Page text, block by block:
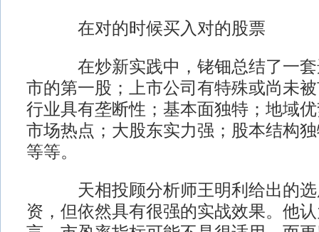
在对的时候买入对的股票
在炒新实践中，铑钿总结了一套
市的第一股；上市公司有特殊或尚未
行业具有垄断性；基本面独特；地域
市场热点；大股东实力强；股本结构
等等。
天相投顾分析师王明利给出的选
资，但依然具有很强的实战效果。他